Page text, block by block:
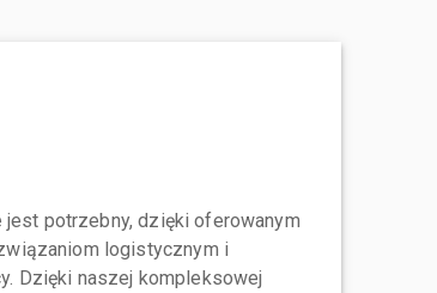
potrzebny, dzięki oferowanym
logistycznym i
Dzięki naszej kompleksowej